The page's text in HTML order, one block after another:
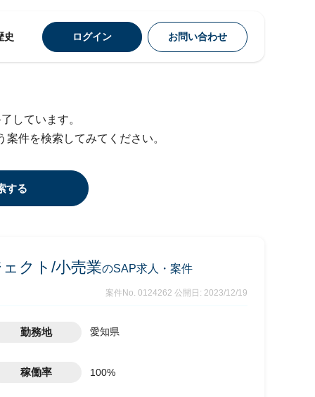
史 ログイン お問い合わせ
しています。
件を検索してみてください。
する
クト/小売業のSAP求人・案件
案件No. 0124262 公開日: 2023/12/19
勤務地 愛知県
稼働率 100%